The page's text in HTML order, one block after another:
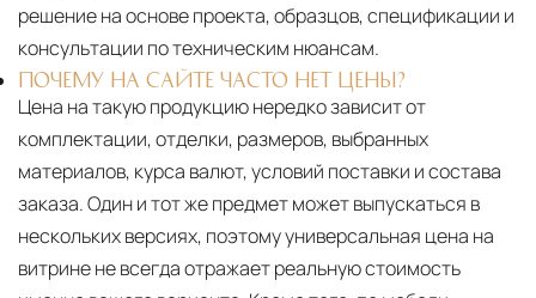
решение на основе проекта, образцов, спецификации и
консультации по техническим нюансам.
ПОЧЕМУ НА САЙТЕ ЧАСТО НЕТ ЦЕНЫ?
Цена на такую продукцию нередко зависит от
комплектации, отделки, размеров, выбранных
материалов, курса валют, условий поставки и состава
заказа. Один и тот же предмет может выпускаться в
нескольких версиях, поэтому универсальная цена на
витрине не всегда отражает реальную стоимость